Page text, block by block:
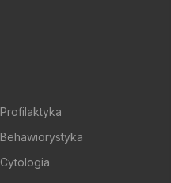
Profilaktyka
Behawiorystyka
Cytologia